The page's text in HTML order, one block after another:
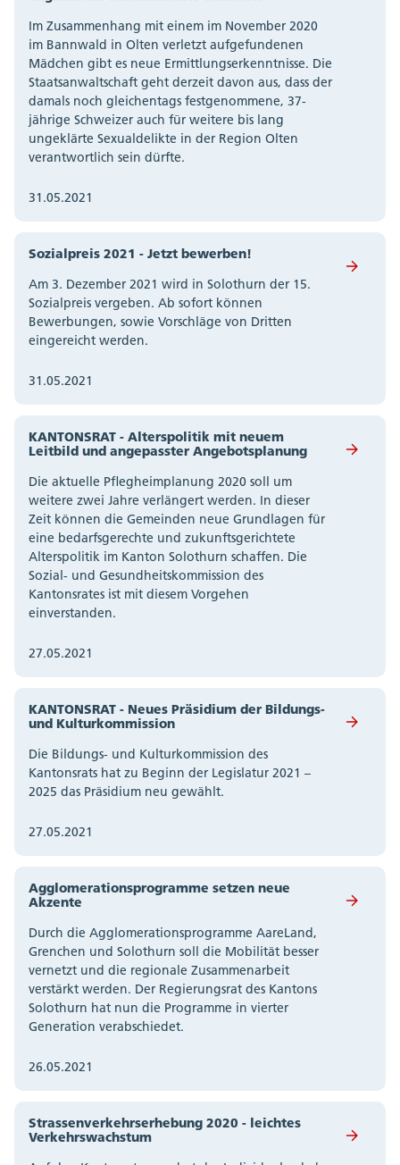
Im Zusammenhang mit einem im November 2020
im Bannwald in Olten verletzt aufgefundenen
Mädchen gibt es neue Ermittlungserkenntnisse. Die
Staatsanwaltschaft geht derzeit davon aus, dass der
damals noch gleichentags festgenommene, 37-
jährige Schweizer auch für weitere bis lang
ungeklärte Sexualdelikte in der Region Olten
verantwortlich sein dürfte.
31.05.2021
Sozialpreis 2021 - Jetzt bewerben!
Am 3. Dezember 2021 wird in Solothurn der 15.
Sozialpreis vergeben. Ab sofort können
Bewerbungen, sowie Vorschläge von Dritten
eingereicht werden.
31.05.2021
KANTONSRAT - Alterspolitik mit neuem
Leitbild und angepasster Angebotsplanung
Die aktuelle Pflegheimplanung 2020 soll um
weitere zwei Jahre verlängert werden. In dieser
Zeit können die Gemeinden neue Grundlagen für
eine bedarfsgerechte und zukunftsgerichtete
Alterspolitik im Kanton Solothurn schaffen. Die
Sozial- und Gesundheitskommission des
Kantonsrates ist mit diesem Vorgehen
einverstanden.
27.05.2021
KANTONSRAT - Neues Präsidium der Bildungs-
und Kulturkommission
Die Bildungs- und Kulturkommission des
Kantonsrats hat zu Beginn der Legislatur 2021 –
2025 das Präsidium neu gewählt.
27.05.2021
Agglomerationsprogramme setzen neue
Akzente
Durch die Agglomerationsprogramme AareLand,
Grenchen und Solothurn soll die Mobilität besser
vernetzt und die regionale Zusammenarbeit
verstärkt werden. Der Regierungsrat des Kantons
Solothurn hat nun die Programme in vierter
Generation verabschiedet.
26.05.2021
Strassenverkehrserhebung 2020 - leichtes
Verkehrswachstum